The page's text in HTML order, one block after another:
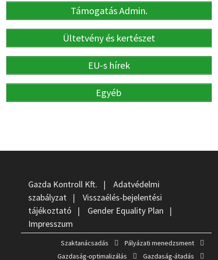
Támogatás Admin.
Ültetvény és kertészet
EU-s hírek
Egyéb
Gazda Kontroll Kft. | Adatvédelmi
szabályzat| Visszaélés-bejelentési
tájékoztató | Gender Equality Plan |
Impresszum
Szaktanácsadás
Pályázati menedzsment
Gazdaság-optimalizálás
Gazdaság-átadás